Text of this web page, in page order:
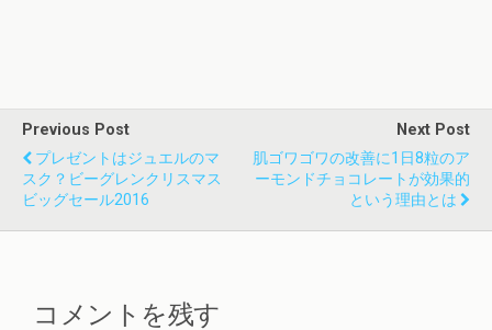
Previous Post
プレゼントはジュエルのマ
スク？ビーグレンクリスマス
ビッグセール2016
Next Post
肌ゴワゴワの改善に1日8粒のア
ーモンドチョコレートが効果的
という理由とは
コメントを残す